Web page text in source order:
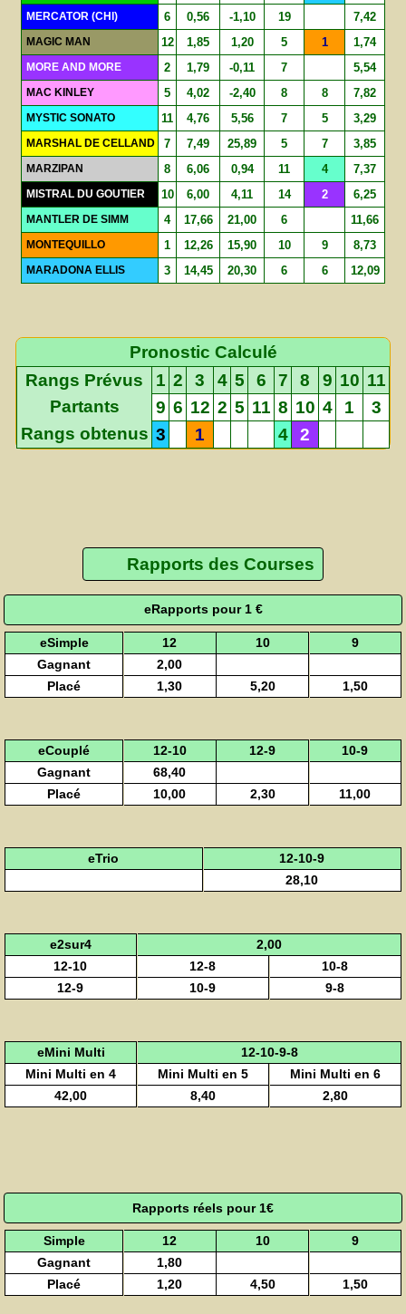
MERCATOR (CHI) 6 0,56 -1,10 19 7,42
MAGIC MAN 12 1,85 1,20 5 1 1,74
MORE AND MORE 2 1,79 -0,11 7 5,54
MAC KINLEY 5 4,02 -2,40 8 8 7,82
MYSTIC SONATO 11 4,76 5,56 7 5 3,29
MARSHAL DE CELLAND 7 7,49 25,89 5 7 3,85
MARZIPAN 8 6,06 0,94 11 4 7,37
MISTRAL DU GOUTIER 10 6,00 4,11 14 2 6,25
MANTLER DE SIMM 4 17,66 21,00 6 11,66
MONTEQUILLO 1 12,26 15,90 10 9 8,73
MARADONA ELLIS 3 14,45 20,30 6 6 12,09
Pronostic Calculé
Rangs Prévus
1 2 3 4 5 6 7 8 9 10 11
Partants
9 6 12 2 5 11 8 10 4 1
3
Rangs obtenus 3 1 4 2
Rapports des Courses
eRapports pour 1 €
eSimple 12 10
9
Gagnant
2,00
Placé
1,30 5,20 1,50
eCouplé 12-10 12-9
10-9
Gagnant
68,40
Placé
10,00 2,30 11,00
eTrio
12-10-9
28,10
e2sur4
2,00
12-10
12-8
10-8
12-9
10-9 9-8
eMini Multi
12-10-9-8
Mini Multi en 4
Mini Multi en 5
Mini Multi en 6
42,00
8,40 2,80
Rapports réels pour 1€
Simple 12 10
9
Gagnant
1,80
Placé
1,20 4,50 1,50